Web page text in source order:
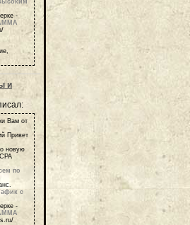
-
и
Вам от
Привет
новую
СРА
по
с
-